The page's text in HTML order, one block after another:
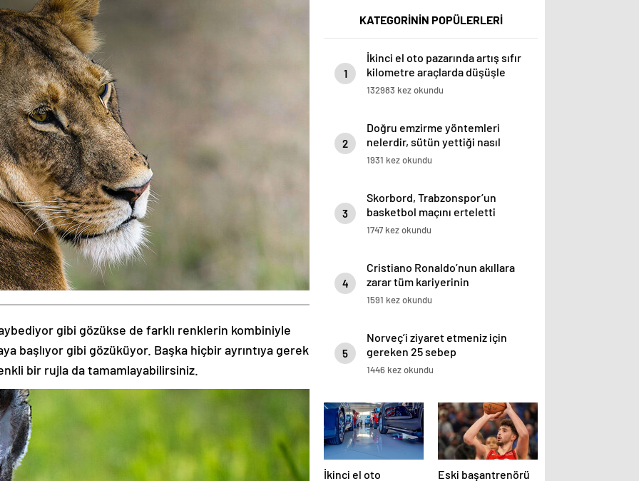
gibi gözükse de farklı renklerin kombiniyle
başlıyor gibi gözüküyor. Başka hiçbir ayrıntıya gerek
bir rujla da tamamlayabilirsiniz.
KATEGORİNİN POPÜLERLERİ
1
İkinci el oto pazarında artış sıfır
kilometre araçlarda düşüşle
beraber geldi
132983 kez okundu
2
Doğru emzirme yöntemleri
nelerdir, sütün yettiği nasıl
anlaşılır?
1931 kez okundu
3
Skorbord, Trabzonspor’un
basketbol maçını erteletti
1747 kez okundu
4
Cristiano Ronaldo’nun akıllara
zarar tüm kariyerinin
istatistiğini çıkardık !
1591 kez okundu
5
Norveç’i ziyaret etmeniz için
gereken 25 sebep
1446 kez okundu
İkinci el oto
Eski başantrenörü